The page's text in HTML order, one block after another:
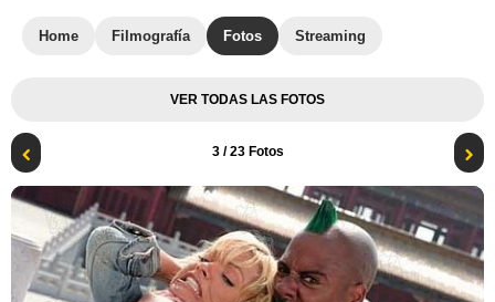
Home Filmografía Fotos Streaming
VER TODAS LAS FOTOS
3/ 23 Fotos